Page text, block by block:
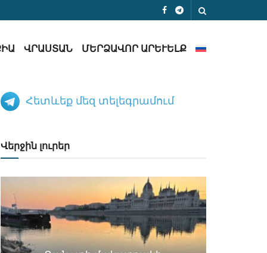
ՎՐԱՍՏԱՆ ՄԵՐՁԱՎՈՐ ԱՐԵՒԵԼՔ
Հետևեք մեզ տելեգրամում
Վերջին լուրեր